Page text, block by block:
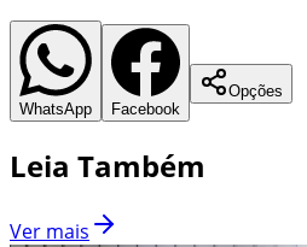
WhatsApp Facebook
Opções
Leia Também
Ver mais